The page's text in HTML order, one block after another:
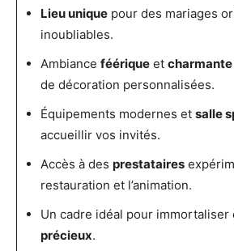
Lieu unique pour des mariages
inoubliables.
Ambiance féérique et charmante
de décoration personnalisées.
Équipements modernes et salle
accueillir vos invités.
Accès à des prestataires
restauration et l’animation.
Un cadre idéal pour immortaliser
précieux.